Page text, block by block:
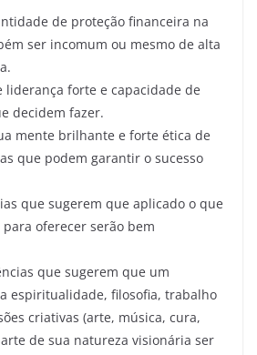
de proteção financeira na
ser incomum ou mesmo de alta
liderança forte e capacidade de
decidem fazer.
mente brilhante e forte ética de
que podem garantir o sucesso
que sugerem que aplicado o que
oferecer serão bem
que sugerem que um
espiritualidade, filosofia, trabalho
criativas (arte, música, cura,
de sua natureza visionária ser